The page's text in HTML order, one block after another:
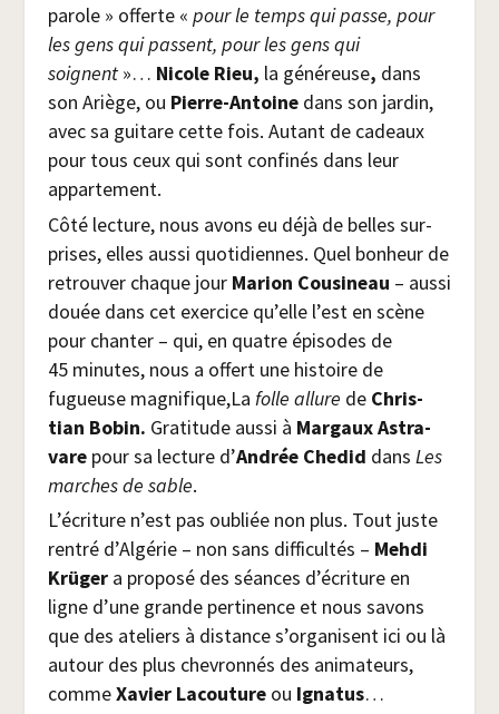
parole » offerte « pour le temps qui passe, pour
les gens qui passent, pour les gens qui
soignent»… Nicole Rieu, la géné­reuse, dans
son Ariège, ou Pierre-Antoinedans son jar­din,
avec sa gui­tare cette fois. Autant de cadeaux
pour tous ceux qui sont confi­nés dans leur
appartement.
Côté lec­ture, nous avons eu déjà de belles sur­
prises, elles aus­si quo­ti­diennes. Quel bon­heur de
retrou­ver chaque jour Marion Cou­si­neau – aus­si
douée dans cet exer­cice qu’elle l’est en scène
pour chan­ter – qui, en quatre épi­sodes de
45 minutes, nous a offert une his­toire de
fugueuse magnifique,La folle allure de Chris­
tian Bobin. Gra­ti­tude aus­si à Mar­gaux Astra­
varepour sa lec­ture d’Andrée Che­did dans Les
marches de sable.
L’écriture n’est pas oubliée non plus. Tout juste
ren­tré d’Algérie – non sans dif­fi­cul­tés – Meh­di
Krü­gera pro­po­sé des séances d’écriture en
ligne d’une grande per­ti­nence et nous savons
que des ate­liers à dis­tance s’organisent ici ou là
autour des plus che­vron­nés des ani­ma­teurs,
commeXavier Lacou­ture ou Igna­tus…